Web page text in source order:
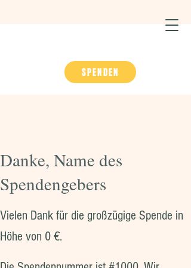
SPENDEN
Danke, Name des
Spendengebers
Vielen Dank für die großzügige Spende in
Höhe von 0 €.